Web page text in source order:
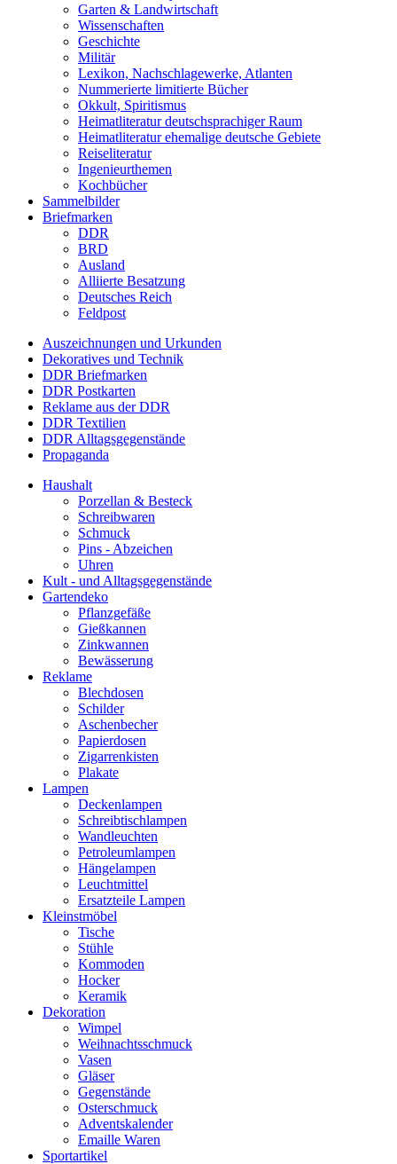
Garten & Landwirtschaft
Wissenschaften
Geschichte
Militär
Lexikon, Nachschlagewerke, Atlanten
Nummerierte limitierte Bücher
Okkult, Spiritismus
Heimatliteratur deutschsprachiger Raum
Heimatliteratur ehemalige deutsche Gebiete
Reiseliteratur
Ingenieurthemen
Kochbücher
Sammelbilder
Briefmarken
DDR
BRD
Ausland
Alliierte Besatzung
Deutsches Reich
Feldpost
Auszeichnungen und Urkunden
Dekoratives und Technik
DDR Briefmarken
DDR Postkarten
Reklame aus der DDR
DDR Textilien
DDR Alltagsgegenstände
Propaganda
Haushalt
Porzellan & Besteck
Schreibwaren
Schmuck
Pins - Abzeichen
Uhren
Kult - und Alltagsgegenstände
Gartendeko
Pflanzgefäße
Gießkannen
Zinkwannen
Bewässerung
Reklame
Blechdosen
Schilder
Aschenbecher
Papierdosen
Zigarrenkisten
Plakate
Lampen
Deckenlampen
Schreibtischlampen
Wandleuchten
Petroleumlampen
Hängelampen
Leuchtmittel
Ersatzteile Lampen
Kleinstmöbel
Tische
Stühle
Kommoden
Hocker
Keramik
Dekoration
Wimpel
Weihnachtsschmuck
Vasen
Gläser
Gegenstände
Osterschmuck
Adventskalender
Emaille Waren
Sportartikel